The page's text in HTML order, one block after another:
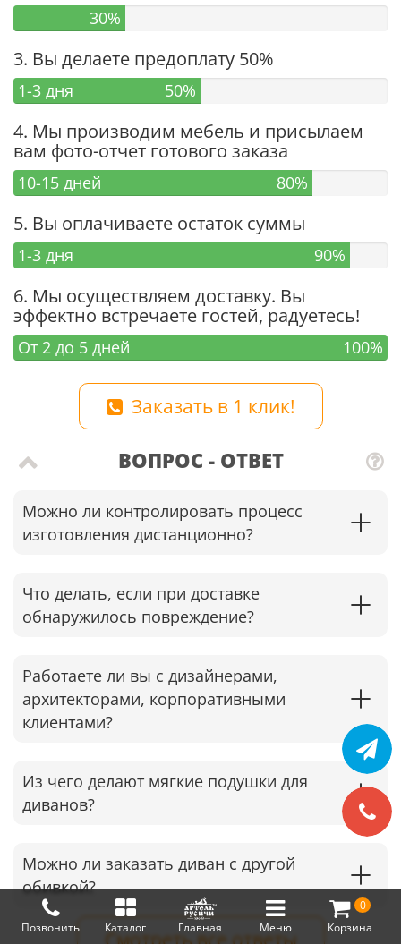
Меню
Позвонить Каталог Главная
0
Корзина
30%
3. Вы делаете предоплату 50%
1-3 дня 50%
4. Мы производим мебель и присылаем
вам фото-отчет готового заказа
10-15 дней 80%
5. Вы оплачиваете остаток суммы
1-3 дня 90%
6. Мы осуществляем доставку. Вы
эффектно встречаете гостей, радуетесь!
От 2 до 5 дней 100%
Заказать в 1 клик!
ВОПРОС - ОТВЕТ
Можно ли контролировать процесс
изготовления дистанционно?
Что делать, если при доставке
обнаружилось повреждение?
Работаете ли вы с дизайнерами,
архитекторами, корпоративными
клиентами?
Из чего делают мягкие подушки для
диванов?
Можно ли заказать диван с другой
обивкой?